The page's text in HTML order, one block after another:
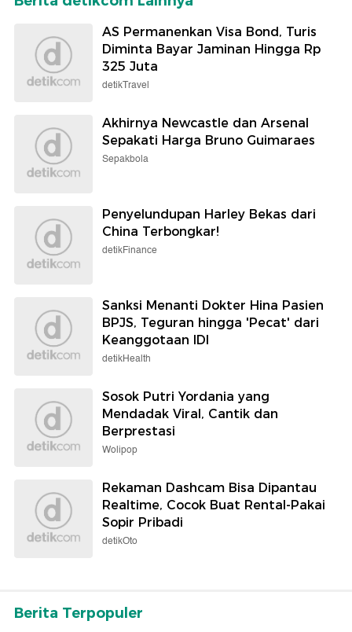
AS Permanenkan Visa Bond, Turis
Diminta Bayar Jaminan Hingga Rp
325 Juta
detikTravel
Akhirnya Newcastle dan Arsenal
Sepakati Harga Bruno Guimaraes
Sepakbola
Penyelundupan Harley Bekas dari
China Terbongkar!
detikFinance
Sanksi Menanti Dokter Hina Pasien
BPJS, Teguran hingga 'Pecat' dari
Keanggotaan IDI
detikHealth
Sosok Putri Yordania yang
Mendadak Viral, Cantik dan
Berprestasi
Wolipop
Rekaman Dashcam Bisa Dipantau
Realtime, Cocok Buat Rental-Pakai
Sopir Pribadi
detikOto
Berita Terpopuler